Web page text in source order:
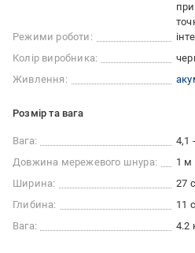
Режими роботи:
Колір виробника:
Живлення:
Розмір та вага
Вага:
4,1
Довжина мережевого шнура:
1 м
Ширина:
27
Глибина:
11
Вага:
4.2